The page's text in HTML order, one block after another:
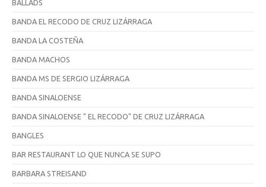
BALLADS
BANDA EL RECODO DE CRUZ LIZÁRRAGA
BANDA LA COSTEÑA
BANDA MACHOS
BANDA MS DE SERGIO LIZÁRRAGA
BANDA SINALOENSE
BANDA SINALOENSE " EL RECODO" DE CRUZ LIZÁRRAGA
BANGLES
BAR RESTAURANT LO QUE NUNCA SE SUPO
BARBARA STREISAND